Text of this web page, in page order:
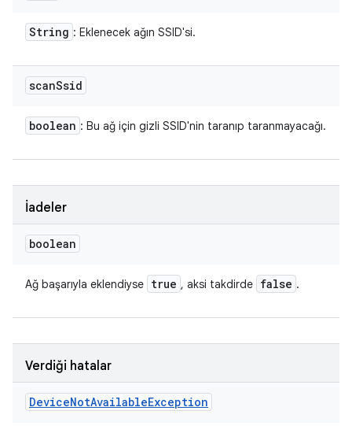
String : Eklenecek ağın SSID'si.
scanSsid
boolean : Bu ağ için gizli SSID'nin taranıp taranmayacağı.
İadeler
boolean
Ağ başarıyla eklendiyse true , aksi takdirde false .
Verdiği hatalar
DeviceNotAvailableException